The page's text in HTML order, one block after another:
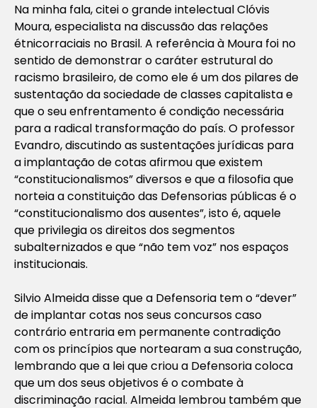
Na minha fala, citei o grande intelectual Clóvis
Moura, especialista na discussão das relações
étnicorraciais no Brasil. A referência à Moura foi no
sentido de demonstrar o caráter estrutural do
racismo brasileiro, de como ele é um dos pilares de
sustentação da sociedade de classes capitalista e
que o seu enfrentamento é condição necessária
para a radical transformação do país. O professor
Evandro, discutindo as sustentações jurídicas para
a implantação de cotas afirmou que existem
“constitucionalismos” diversos e que a filosofia que
norteia a constituição das Defensorias públicas é o
“constitucionalismo dos ausentes”, isto é, aquele
que privilegia os direitos dos segmentos
subalternizados e que “não tem voz” nos espaços
institucionais.
Silvio Almeida disse que a Defensoria tem o “dever”
de implantar cotas nos seus concursos caso
contrário entraria em permanente contradição
com os princípios que nortearam a sua construção,
lembrando que a lei que criou a Defensoria coloca
que um dos seus objetivos é o combate à
discriminação racial. Almeida lembrou também que